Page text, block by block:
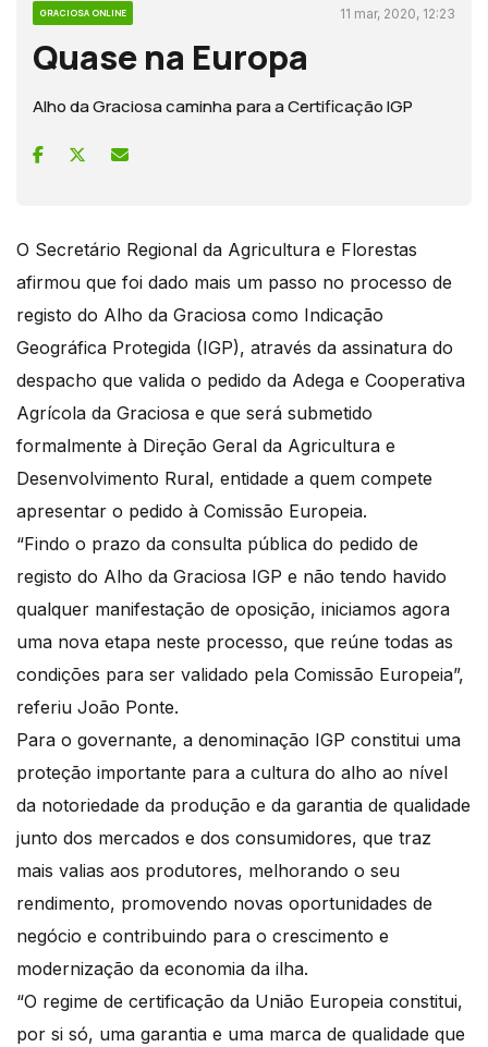
GRACIOSA ONLINE 11 mar, 2020, 12:23
Quase na Europa
Alho da Graciosa caminha para a Certificação IGP
O Secretário Regional da Agricultura e Florestas
afirmou que foi dado mais um passo no processo de
registo do Alho da Graciosa como Indicação
Geográfica Protegida (IGP), através da assinatura do
despacho que valida o pedido da Adega e Cooperativa
Agrícola da Graciosa e que será submetido
formalmente à Direção Geral da Agricultura e
Desenvolvimento Rural, entidade a quem compete
apresentar o pedido à Comissão Europeia.
“Findo o prazo da consulta pública do pedido de
registo do Alho da Graciosa IGP e não tendo havido
qualquer manifestação de oposição, iniciamos agora
uma nova etapa neste processo, que reúne todas as
condições para ser validado pela Comissão Europeia”,
referiu João Ponte.
Para o governante, a denominação IGP constitui uma
proteção importante para a cultura do alho ao nível
da notoriedade da produção e da garantia de qualidade
junto dos mercados e dos consumidores, que traz
mais valias aos produtores, melhorando o seu
rendimento, promovendo novas oportunidades de
negócio e contribuindo para o crescimento e
modernização da economia da ilha.
“O regime de certificação da União Europeia constitui,
por si só, uma garantia e uma marca de qualidade que